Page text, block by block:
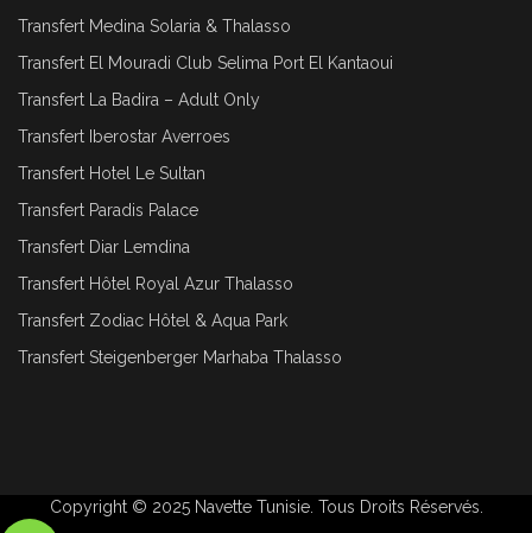
Transfert Medina Solaria & Thalasso
Transfert El Mouradi Club Selima Port El Kantaoui
Transfert La Badira – Adult Only
Transfert Iberostar Averroes
Transfert Hotel Le Sultan
Transfert Paradis Palace
Transfert Diar Lemdina
Transfert Hôtel Royal Azur Thalasso
Transfert Zodiac Hôtel & Aqua Park
Transfert Steigenberger Marhaba Thalasso
Copyright © 2025 Navette Tunisie. Tous Droits Réservés.